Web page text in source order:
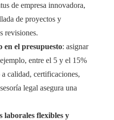
de empresa innovadora,
de proyectos y
revisiones.
el presupuesto: asignar
entre el 5 y el 15%
calidad, certificaciones,
legal asegura una
laborales flexibles y